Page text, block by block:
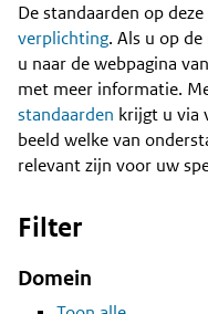
Content
De standaarden op
verplichting. Als u op
u naar de webpagina
met meer informatie.
standaarden krijgt u via
beeld welke van
relevant zijn voor uw
Filter
Domein